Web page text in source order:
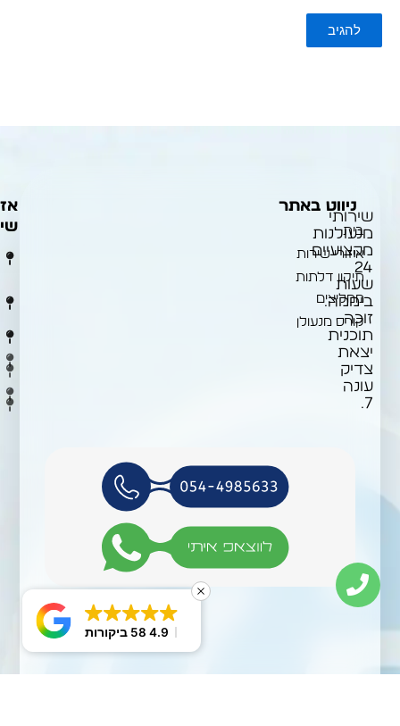
שירותי
מנעולנות
מקצועיים
24
שעות
ביממה.
זוכה
תוכנית
יצאת
צדיק
עונה
7.
ניווט באתר
בית
איזורי שירות
תיקון דלתות
ממליצים
קורס מנעולן
4.9